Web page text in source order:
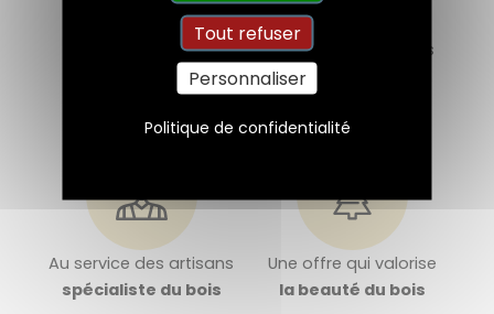
Fabriquée
Au service des artisans
spécialiste du bois
Dédiée aux négoces
de décoration
Une offre qui valorise
la beauté du bois
Tout refuser
Personnaliser
Politique de confidentialité